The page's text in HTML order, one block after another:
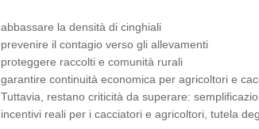
abbassare la densità di cinghiali
prevenire il contagio verso gli allevamenti
proteggere raccolti e comunità rurali
garantire continuità economica per agricoltori e
Tuttavia, restano criticità da superare:
incentivi reali per i cacciatori e agricoltori, tutela